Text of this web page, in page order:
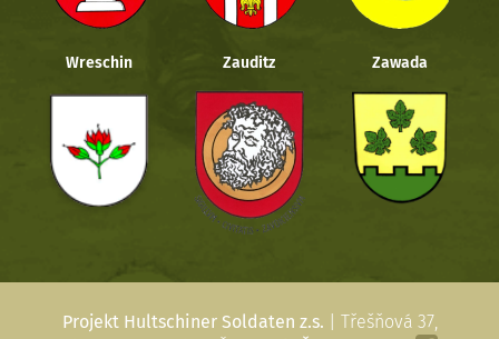
Wreschin Zauditz Zawada
Projekt Hultschiner Soldaten z.s. | Třešňová 37,